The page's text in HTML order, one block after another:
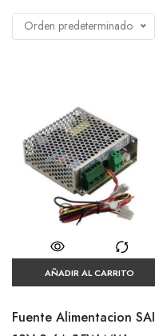
Orden predeterminado
AÑADIR AL CARRITO
Fuente Alimentacion SAI